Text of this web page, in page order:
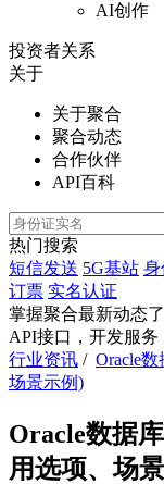
AI创作
投资者关系
关于
关于聚合
聚合动态
合作伙伴
API百科
热门搜索
短信发送 5G基站 身
订票 实名认证
掌握聚合最新动态
API接口，开发服务
行业资讯 / Oracle
场景示例)
Oracle数据
用选项、场